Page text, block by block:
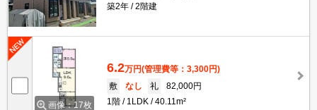
築2年
2階建
画像：17枚
6.2万円(管理費等：3,300円)
敷
なし 礼
82,000円
1階
1LDK 40.11m²